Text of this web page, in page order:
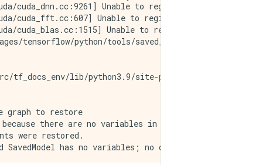
cuda_dnn.cc:9261] Unable to register cuDNN
cuda_fft.cc:607] Unable to register cuFFT factory:
cuda_blas.cc:1515] Unable to register cuBLAS
tensorflow/python/tools/saved_model_cli.py:705:
src/tf_docs_env/lib/python3.9/site-packages/
graph to restore
because there are no variables in the graph to restore
were restored.
SavedModel has no variables; no checkpoints were